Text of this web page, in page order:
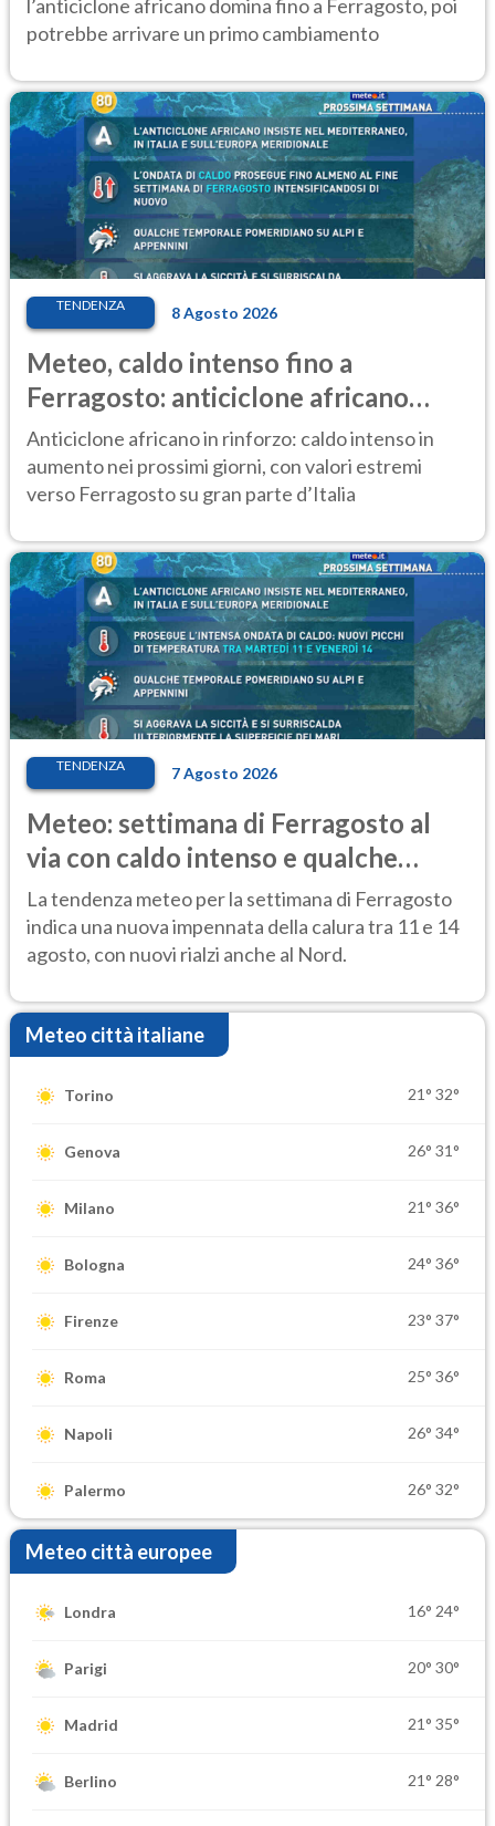
l’anticiclone africano domina fino a Ferragosto, poi
potrebbe arrivare un primo cambiamento
TENDENZA 8 Agosto 2026
Meteo, caldo intenso fino a
Ferragosto: anticiclone africano
ancora protagonista
Anticiclone africano in rinforzo: caldo intenso in
aumento nei prossimi giorni, con valori estremi
verso Ferragosto su gran parte d’Italia
TENDENZA 7 Agosto 2026
Meteo: settimana di Ferragosto al
via con caldo intenso e qualche
temporale
La tendenza meteo per la settimana di Ferragosto
indica una nuova impennata della calura tra 11 e 14
agosto, con nuovi rialzi anche al Nord.
Meteo città italiane
Torino 21° 32°
Genova 26° 31°
Milano 21° 36°
Bologna 24° 36°
Firenze 23° 37°
Roma 25° 36°
Napoli 26° 34°
Palermo 26° 32°
Meteo città europee
Londra 16° 24°
Parigi 20° 30°
Madrid 21° 35°
Berlino 21° 28°